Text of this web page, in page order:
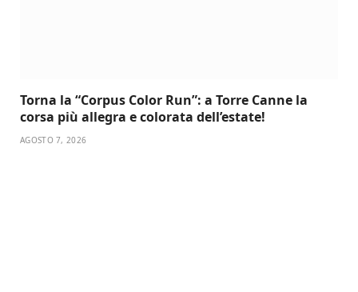
Torna la “Corpus Color Run”: a Torre Canne la
corsa più allegra e colorata dell’estate!
AGOSTO 7, 2026